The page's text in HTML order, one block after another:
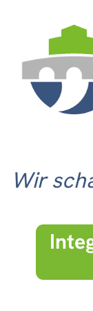
Wir